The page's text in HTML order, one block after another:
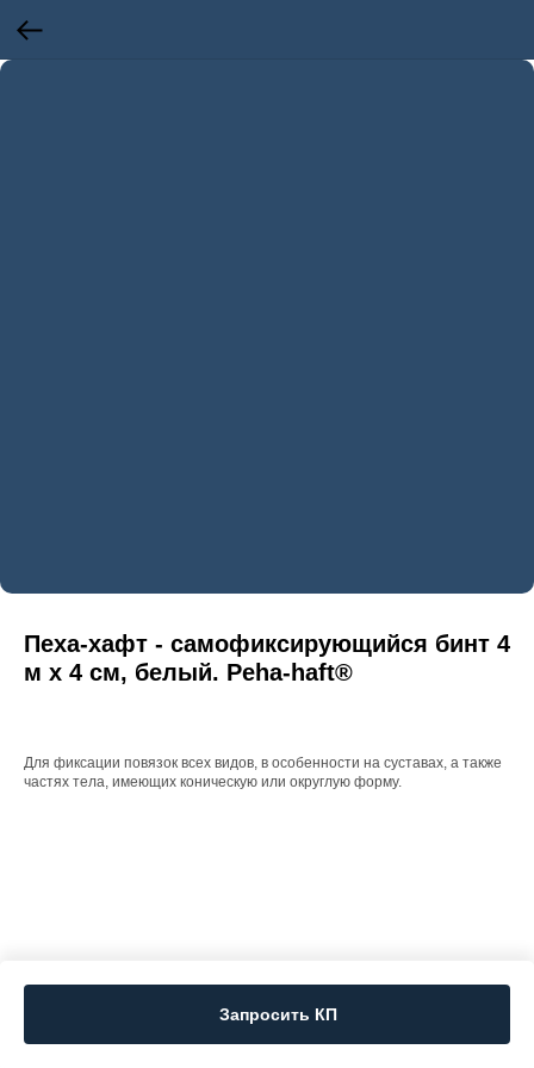
Пеха-хафт - самофиксирующийся бинт 4
м х 4 см, белый. Peha-haft®
Запросить КП
Для фиксации повязок всех видов, в особенности на суставах, а также
частях тела, имеющих коническую или округлую форму.